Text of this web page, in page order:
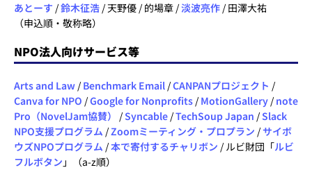
あとーす /鈴木征浩 / 天野優 / 的場章 /淡波亮作 / 田澤大祐
（申込順・敬称略）
NPO法人向けサービス等
Arts and Law / Benchmark Email /CANPANプロジェクト /
Canva for NPO /Google for Nonprofits / MotionGallery / note
Pro（NovelJam協賛）
/Syncable /TechSoup Japan /Slack
NPO支援プログラム /Zoomミーティング・プロプラン /サイボ
ウズNPOプログラム /本で寄付するチャリボン / ルビ財団「ルビ
フルボタン 」（a-z順）